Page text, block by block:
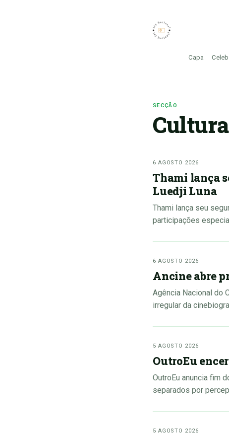
Capa
SECÇÃO
Cultura
6 AGOSTO 2026
Thami lança
Luedji Luna
Thami lança seu
participações
6 AGOSTO 2026
Ancine abre
Agência Nacional do
irregular da
5 AGOSTO 2026
OutroEu
OutroEu anuncia fim
separados por
5 AGOSTO 2026